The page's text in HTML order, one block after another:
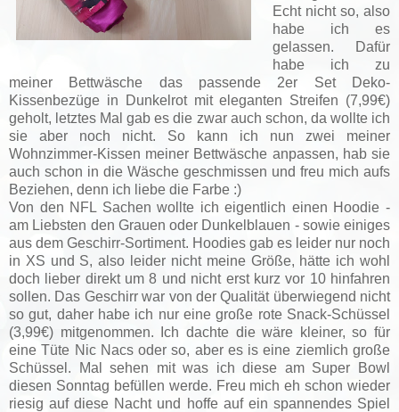
Echt nicht so, also
habe ich es
gelassen. Dafür
habe ich zu
meiner Bettwäsche das passende 2er Set Deko-
Kissenbezüge in Dunkelrot mit eleganten Streifen (7,99€)
geholt, letztes Mal gab es die zwar auch schon, da wollte ich
sie aber noch nicht. So kann ich nun zwei meiner
Wohnzimmer-Kissen meiner Bettwäsche anpassen, hab sie
auch schon in die Wäsche geschmissen und freu mich aufs
Beziehen, denn ich liebe die Farbe :)
Von den NFL Sachen wollte ich eigentlich einen Hoodie -
am Liebsten den Grauen oder Dunkelblauen - sowie einiges
aus dem Geschirr-Sortiment. Hoodies gab es leider nur noch
in XS und S, also leider nicht meine Größe, hätte ich wohl
doch lieber direkt um 8 und nicht erst kurz vor 10 hinfahren
sollen. Das Geschirr war von der Qualität überwiegend nicht
so gut, daher habe ich nur eine große rote Snack-Schüssel
(3,99€) mitgenommen. Ich dachte die wäre kleiner, so für
eine Tüte Nic Nacs oder so, aber es is eine ziemlich große
Schüssel. Mal sehen mit was ich diese am Super Bowl
diesen Sonntag befüllen werde. Freu mich eh schon wieder
riesig auf diese Nacht und hoffe auf ein spannendes Spiel